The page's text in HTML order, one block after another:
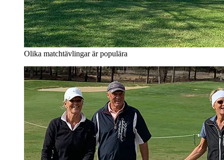
Olika matchtävlingar är populära